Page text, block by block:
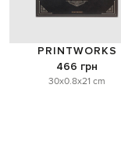
PRINTWORKS
466 грн
30x0.8x21 cm